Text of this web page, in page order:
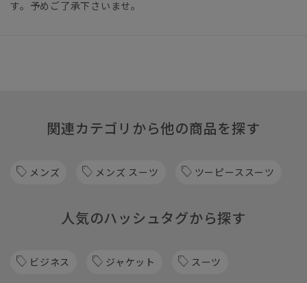
す。予めご了承下さいませ。
関連カテゴリから他の商品を探す
メンズ メンズ スーツ ツーピーススーツ
人気のハッシュタグから探す
ビジネス ジャケット スーツ